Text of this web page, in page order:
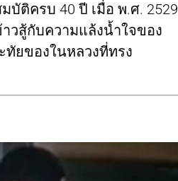
บัติครบ 40 ปี เมื่อ พ.ศ. 2529
วสู้กับความแล้งน้ำใจของ
ทัยของในหลวงที่ทรง